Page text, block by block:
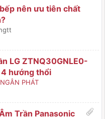
nên ưu tiên chất
LG ZTNQ30GNLE0-
hướng thổi
PHÁT
Trần Panasonic